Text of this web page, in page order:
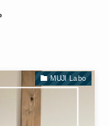
MUJI Labo